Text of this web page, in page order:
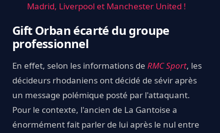
Madrid, Liverpool et Manchester United !
Gift Orban écarté du groupe
professionnel
En effet, selon les informations de RMC Sport, les
décideurs rhodaniens ont décidé de sévir après
un message polémique posté par l'attaquant.
Pour le contexte, l'ancien de La Gantoise a
énormément fait parler de lui après le nul entre